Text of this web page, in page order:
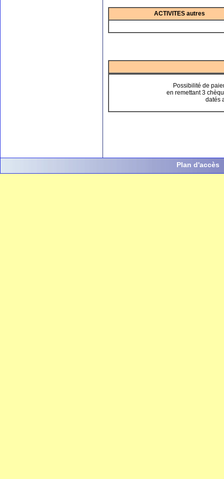
ACTIVITES autres
Possibilité de
en remettant 3
datés
Plan d'accès